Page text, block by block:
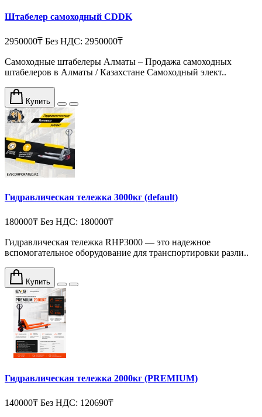
Штабелер самоходный CDDK
2950000₸ Без НДС: 2950000₸
Самоходные штабелеры Алматы – Продажа самоходных
штабелеров в Алматы / Казахстане Самоходный элект..
Купить
Гидравлическая тележка 3000кг (default)
180000₸ Без НДС: 180000₸
Гидравлическая тележка RHP3000 — это надежное
вспомогательное оборудование для транспортировки разли..
Купить
Гидравлическая тележка 2000кг (PREMIUM)
140000₸ Без НДС: 120690₸